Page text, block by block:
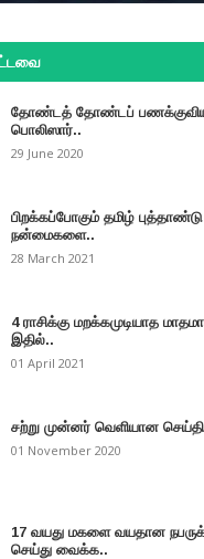
தோண்டத் தோண்டப்
பொலிஸார்..
29 June 2020
பிறக்கப்போகும் தமிழ்
நன்மைகளை..
28 March 2021
4 ராசிக்கு மறக்கமுடியாத
இதில்..
01 April 2021
சற்று முன்னர் வெளியான
01 November 2020
17 வயது மகளை வயதான
செய்து வைக்க..